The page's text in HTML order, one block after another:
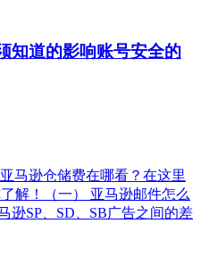
知道的影响账号安全的
亚马逊仓储费在哪看？在这里
解！（一）
亚马逊邮件怎么
逊SP、SD、SB广告之间的差